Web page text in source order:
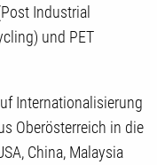
Industrial
und PET
Internationalisierung
Oberösterreich in die
China, Malaysia